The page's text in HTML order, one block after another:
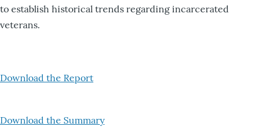
to establish historical trends regarding incarcerated
veterans.
Download the Report
Download the Summary